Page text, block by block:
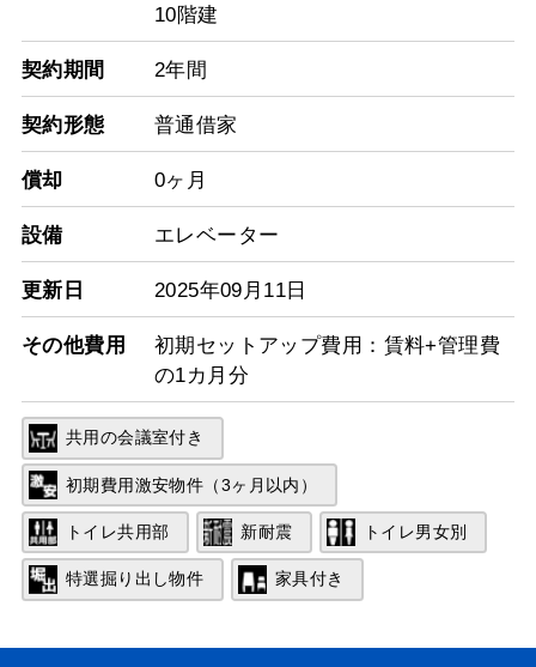
10階建
契約期間 2年間
契約形態 普通借家
償却 0ヶ月
設備 エレベーター
更新日 2025年09月11日
その他費用
初期セットアップ費用：賃料+管理費
の1カ月分
共用の会議室付き
初期費用激安物件（3ヶ月以内）
トイレ共用部 新耐震 トイレ男女別
特選掘り出し物件 家具付き